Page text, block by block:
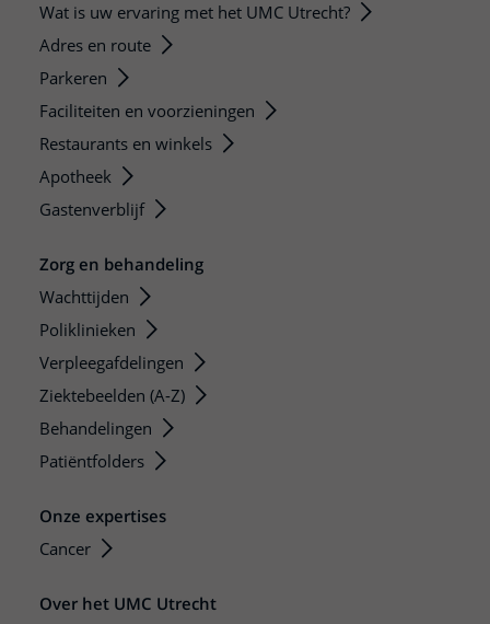
Wat is uw ervaring met het UMC Utrecht?
Adres en route
Parkeren
Faciliteiten en voorzieningen
Restaurants en winkels
Apotheek
Gastenverblijf
Zorg en behandeling
Wachttijden
Poliklinieken
Verpleegafdelingen
Ziektebeelden (A-Z)
Behandelingen
Patiëntfolders
Onze expertises
Cancer
Over het UMC Utrecht